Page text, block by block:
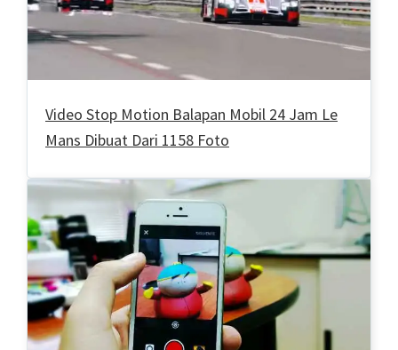
Video Stop Motion Balapan Mobil 24 Jam Le
Mans Dibuat Dari 1158 Foto